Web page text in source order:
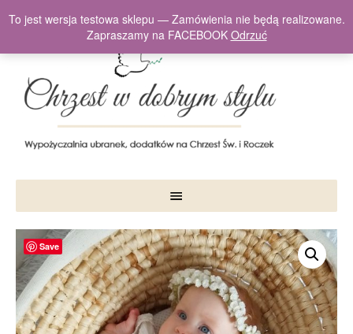
Save
To jest wersja testowa sklepu — Zamówienia nie będą realizowane.
Zapraszamy na FACEBOOK Odrzuć